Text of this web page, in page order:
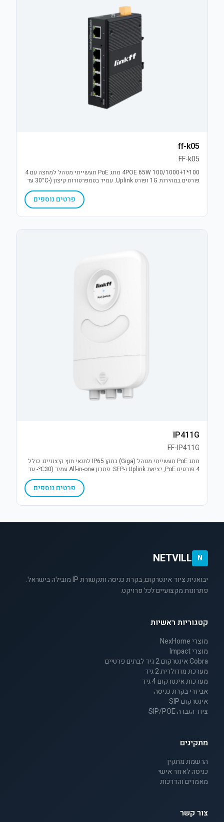
ff-k05
FF-k05
4POE 65W 100/1000+1*100 מתג PoE תעשייתי מנוהל למחצה עם 4
פורטים במהירות 1G ופורט Uplink. עמיד בטמפרטורות קיצון (-30°C עד
75°C), כולל הגנת נחשולי מתח 6KV ויתירות מתח (DC12-52V). פתרון
פרטים נוספים
IP411G
FF-IP411G
מתג PoE תעשייתי מנוהל (Giga) בתקן IP65 לתנאי חוץ קיצוניים. כולל
4 פורטים PoE, יציאת Uplink ו-SFP. פתרון All-in-one עמיד (30℃- עד
פרטים נוספים
N
NETVILL
יבואנית ציוד אינטרקום, בקרת כניסה ותקשורת IP מובילה בישראל.
פתרונות מקצועיים לכל פרויקט.
קטגוריות ראשיות
מוצרי NexHome
מוצרי Impact
Cobra אינטרקום 2 גיד לבתים פרטיים
מערכת מודולרית 2 גיד
מערכות אינטרקום 4 גיד
אביזרי בקרת כניסה
אינטרקום SIP
ציוד הגברה SIP/POE
מתקינים
הרשמת מתקין
כניסה לאזור אישי
מאמרים והדרכות
צור קשר